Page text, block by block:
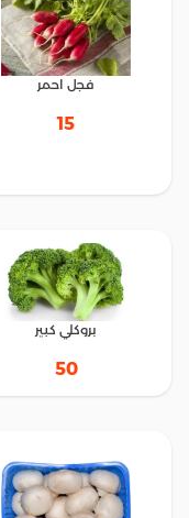
فجل احمر
15
بروكلي كبير
50